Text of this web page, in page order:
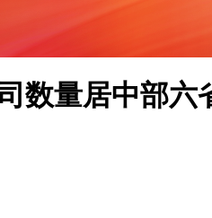
数量居中部六